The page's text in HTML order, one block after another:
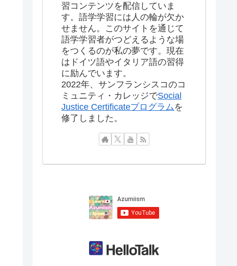
習コンテンツを配信していま
す。語学学習には人の輪が欠か
せません。このサイトを通じて
語学学習者がつどえるような場
をつくるのが私の夢です。現在
はドイツ語やイタリア語の習得
に励んでいます。
2022年、サンフランシスコのコ
ミュニティ・カレッジでSocial
Justice Certificateプログラム を
修了しました。